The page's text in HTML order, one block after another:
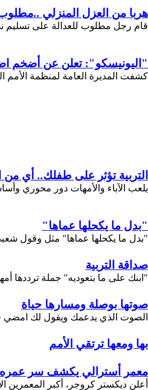
هربا من العزل المنزلي
قام رجل مطلوب للعدالة على تسليم
"اليونيسكو": تعلن عن أضخم
كشفت المديرة العامة لمنظمة الأمم
التربية تؤثر على طفلك.. أي من
يلعب الآباء والأمهات دور محوري
"بدل ما يكحلها عماها"
"بدل ما يكحلها عماها" مثل وقول
صداقة التربية
"ابنك على ما بتعوديه" جملة ترددها
صوتها بوصلة ومسارها حياة
الصوت الذي يدعمك ويقول لك امضي
بها ومعها ترتقي الأمم
معمر أسترالي يكشف سر عمره
أعلن ديكستر كروجر، أكبر المعمرين الأستراليين، إنه لم